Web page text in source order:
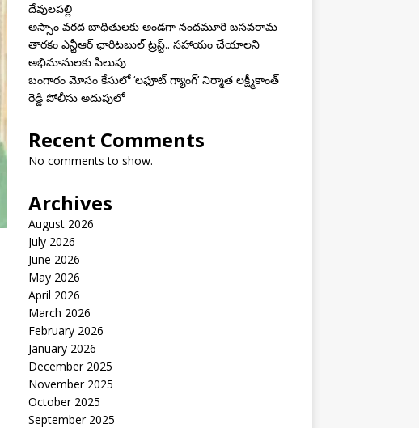
దేవులపల్లి
అస్సాం వరద బాధితులకు అండగా నందమూరి బసవరామ
తారకం ఎన్టీఆర్ ఛారిటబుల్ ట్రస్ట్.. సహాయం చేయాలని
అభిమానులకు పిలుపు
బంగారం మోసం కేసులో ‘లఫూట్ గ్యాంగ్’ నిర్మాత లక్ష్మీకాంత్
రెడ్డి పోలీసు అదుపులో
Recent Comments
No comments to show.
Archives
August 2026
July 2026
June 2026
May 2026
April 2026
March 2026
February 2026
January 2026
December 2025
November 2025
October 2025
September 2025